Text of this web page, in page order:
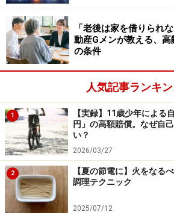
そういう面倒が起きる可能性がある
居は敬遠されるのです。とはいえ、
ムを中心に単身者向けの物件が余
す。
今後は高齢化がますます進み、高齢
になってくるとも考えられます。そ
遠している場合ではなくなるので
わっていくでしょう。
実際、私の会社では現在でも高齢の
をしています。お金に余裕があれば
い。
「老後は家を借りられ
動産Gメンが教える、
の条件
人気記事ランキ
1
【実録】11歳少年による
円」の高額賠償。なぜ自
い？
2026/03/27
2
【夏の節電に】火をなる
調理テクニック
2025/07/12